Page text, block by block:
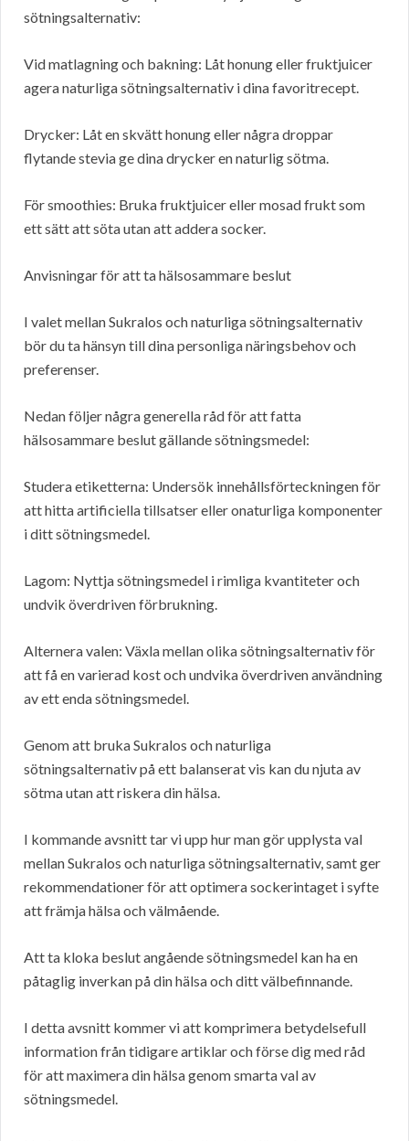
sötningsalternativ:
Vid matlagning och bakning: Låt honung eller fruktjuicer
agera naturliga sötningsalternativ i dina favoritrecept.
Drycker: Låt en skvätt honung eller några droppar
flytande stevia ge dina drycker en naturlig sötma.
För smoothies: Bruka fruktjuicer eller mosad frukt som
ett sätt att söta utan att addera socker.
Anvisningar för att ta hälsosammare beslut
I valet mellan Sukralos och naturliga sötningsalternativ
bör du ta hänsyn till dina personliga näringsbehov och
preferenser.
Nedan följer några generella råd för att fatta
hälsosammare beslut gällande sötningsmedel:
Studera etiketterna: Undersök innehållsförteckningen för
att hitta artificiella tillsatser eller onaturliga komponenter
i ditt sötningsmedel.
Lagom: Nyttja sötningsmedel i rimliga kvantiteter och
undvik överdriven förbrukning.
Alternera valen: Växla mellan olika sötningsalternativ för
att få en varierad kost och undvika överdriven användning
av ett enda sötningsmedel.
Genom att bruka Sukralos och naturliga
sötningsalternativ på ett balanserat vis kan du njuta av
sötma utan att riskera din hälsa.
I kommande avsnitt tar vi upp hur man gör upplysta val
mellan Sukralos och naturliga sötningsalternativ, samt ger
rekommendationer för att optimera sockerintaget i syfte
att främja hälsa och välmående.
Att ta kloka beslut angående sötningsmedel kan ha en
påtaglig inverkan på din hälsa och ditt välbefinnande.
I detta avsnitt kommer vi att komprimera betydelsefull
information från tidigare artiklar och förse dig med råd
för att maximera din hälsa genom smarta val av
sötningsmedel.